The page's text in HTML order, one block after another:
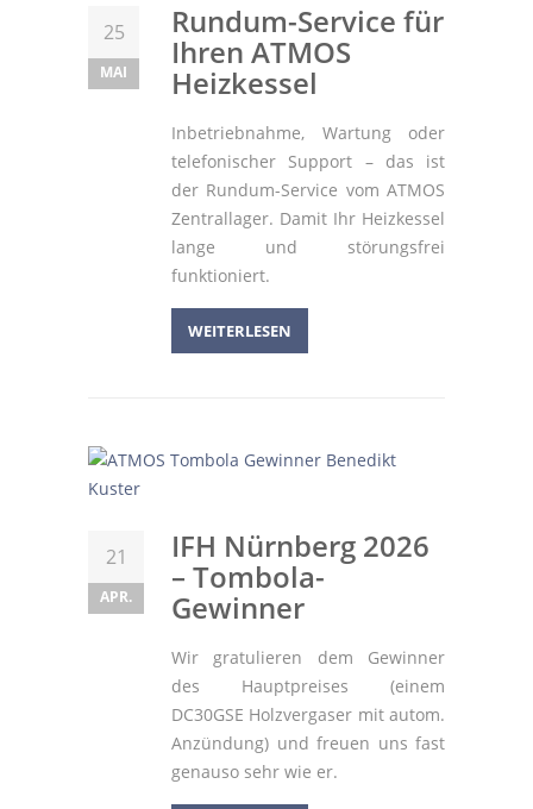
25
MAI
Rundum-Service für
Ihren ATMOS
Heizkessel
Inbetriebnahme, Wartung oder
telefonischer Support – das ist
der Rundum-Service vom ATMOS
Zentrallager. Damit Ihr Heizkessel
lange und störungsfrei
funktioniert.
WEITERLESEN
21
APR.
IFH Nürnberg 2026
– Tombola-
Gewinner
Wir gratulieren dem Gewinner
des Hauptpreises (einem
DC30GSE Holzvergaser mit autom.
Anzündung) und freuen uns fast
genauso sehr wie er.